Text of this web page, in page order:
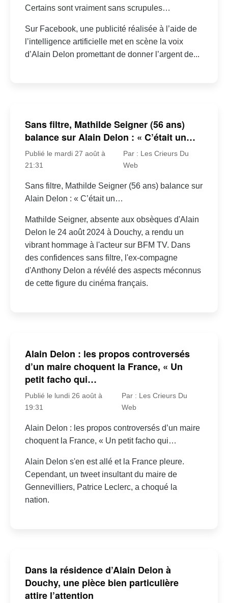
Certains sont vraiment sans scrupules…
Sur Facebook, une publicité réalisée à l’aide de
l’intelligence artificielle met en scène la voix
d’Alain Delon promettant de donner l’argent de...
Sans filtre, Mathilde Seigner (56 ans)
balance sur Alain Delon : « C’était un…
Publié le mardi 27 août à
21:31
Par : Les Crieurs Du
Web
Sans filtre, Mathilde Seigner (56 ans) balance sur
Alain Delon : « C’était un…
Mathilde Seigner, absente aux obsèques d'Alain
Delon le 24 août 2024 à Douchy, a rendu un
vibrant hommage à l'acteur sur BFM TV. Dans
des confidences sans filtre, l'ex-compagne
d'Anthony Delon a révélé des aspects méconnus
de cette figure du cinéma français.
Alain Delon : les propos controversés
d’un maire choquent la France, « Un
petit facho qui…
Publié le lundi 26 août à
19:31
Par : Les Crieurs Du
Web
Alain Delon : les propos controversés d’un maire
choquent la France, « Un petit facho qui…
Alain Delon s'en est allé et la France pleure.
Cependant, un tweet insultant du maire de
Gennevilliers, Patrice Leclerc, a choqué la
nation.
Dans la résidence d’Alain Delon à
Douchy, une pièce bien particulière
attire l’attention